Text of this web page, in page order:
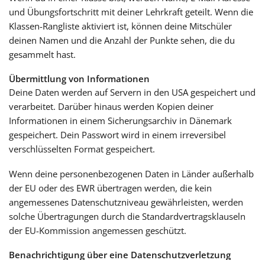
und Übungsfortschritt mit deiner Lehrkraft geteilt. Wenn die
Klassen-Rangliste aktiviert ist, können deine Mitschüler
deinen Namen und die Anzahl der Punkte sehen, die du
gesammelt hast.
Übermittlung von Informationen
Deine Daten werden auf Servern in den USA gespeichert und
verarbeitet. Darüber hinaus werden Kopien deiner
Informationen in einem Sicherungsarchiv in Dänemark
gespeichert. Dein Passwort wird in einem irreversibel
verschlüsselten Format gespeichert.
Wenn deine personenbezogenen Daten in Länder außerhalb
der EU oder des EWR übertragen werden, die kein
angemessenes Datenschutzniveau gewährleisten, werden
solche Übertragungen durch die Standardvertragsklauseln
der EU-Kommission angemessen geschützt.
Benachrichtigung über eine Datenschutzverletzung